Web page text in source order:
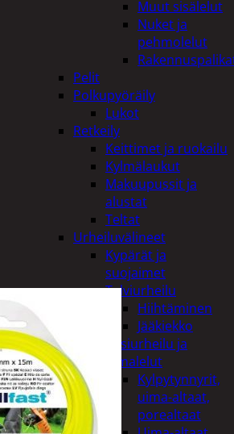
Muut sisälelut
Nuket ja
pehmolelut
Pelit
Polkupyöräily
Lukot
Retkeily
Keittimet ja ruokailu
Kylmälaukut
Makuupussit ja
alustat
Teltat
Urheiluvälineet
Kypärät ja
suojaimet
Talviurheilu
Hiihtäminen
Jääkiekko
Vesiurheilu ja
uimalelut
Kylpytynnyrit,
uima-altaat,
porealtaat